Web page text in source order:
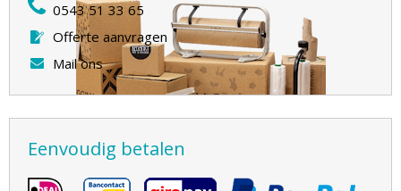
0543 51 33 65
Offerte aanvragen
Mail ons
Eenvoudig betalen